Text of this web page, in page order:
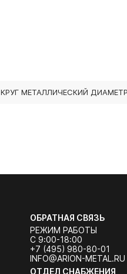
КРУГ МЕТАЛЛИЧЕСКИЙ
ОБРАТНАЯ СВЯЗЬ
РЕЖИМ РАБОТЫ
С 9:00-18:00
+7 (495) 980-80-01
INFO@ARION-METAL.RU
ОТДЕЛ СНАБЖЕНИЯ